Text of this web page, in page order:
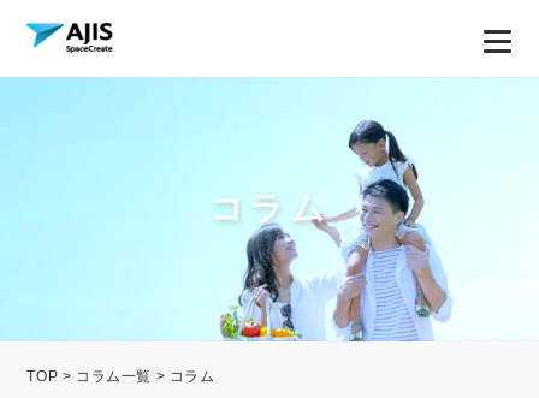
コラム
TOP > コラム一覧 > コラム